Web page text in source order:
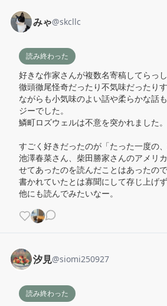
みゃ@skcllc
読み終わった
好きな作家さんが複数名寄稿してらっ
徹頭徹尾怪奇だったり不気味だったり
ながらも小気味のよい話や柔らかな話
ジーでした。
鱗町ロズウェルは不意を突かれました。
すごく好きだったのが「たった一度の、
池澤春菜さん、柴田勝家さんのアメリ
せてあったのを読んだことはあったの
書かれていたとは寡聞にして存じ上げず
他にも読んでみたいなー。
汐見@siomi250927
読み終わった